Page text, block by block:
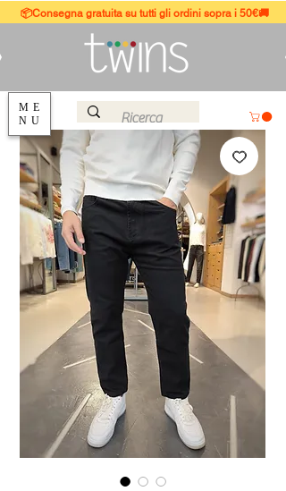
ME
NU
📦Consegna gratuita su tutti gli ordini sopra i 50€🚚